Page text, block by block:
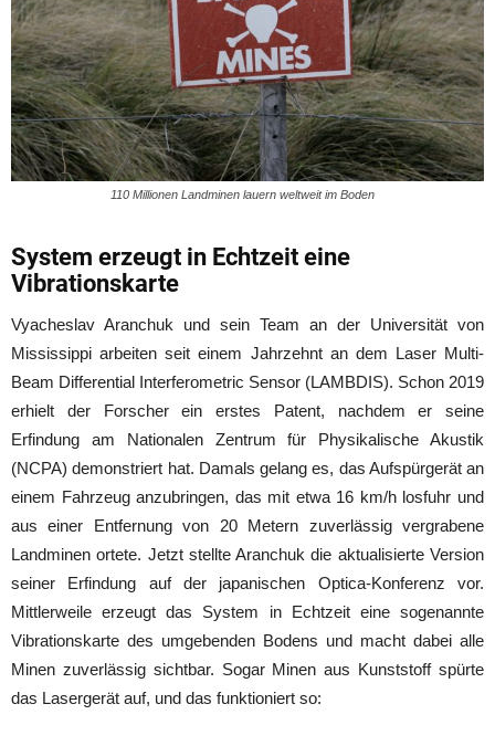
110 Millionen Landminen lauern weltweit im Boden
System erzeugt in Echtzeit eine
Vibrationskarte
Vyacheslav Aranchuk und sein Team an der Universität von
Mississippi arbeiten seit einem Jahrzehnt an dem Laser Multi-
Beam Differential Interferometric Sensor (LAMBDIS). Schon 2019
erhielt der Forscher ein erstes Patent, nachdem er seine
Erfindung am Nationalen Zentrum für Physikalische Akustik
(NCPA) demonstriert hat. Damals gelang es, das Aufspürgerät an
einem Fahrzeug anzubringen, das mit etwa 16 km/h losfuhr und
aus einer Entfernung von 20 Metern zuverlässig vergrabene
Landminen ortete. Jetzt stellte Aranchuk die aktualisierte Version
seiner Erfindung auf der japanischen Optica-Konferenz vor.
Mittlerweile erzeugt das System in Echtzeit eine sogenannte
Vibrationskarte des umgebenden Bodens und macht dabei alle
Minen zuverlässig sichtbar. Sogar Minen aus Kunststoff spürte
das Lasergerät auf, und das funktioniert so: